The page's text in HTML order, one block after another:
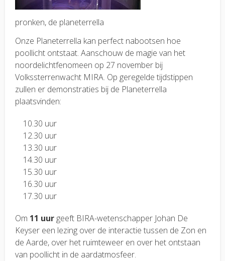
pronken, de planeterrella
Onze Planeterrella kan perfect nabootsen hoe
poollicht ontstaat. Aanschouw de magie van het
noordelichtfenomeen op 27 november bij
Volkssterrenwacht MIRA. Op geregelde tijdstippen
zullen er demonstraties bij de Planeterrella
plaatsvinden:
10.30 uur
12.30 uur
13.30 uur
14.30 uur
15.30 uur
16.30 uur
17.30 uur
Om 11 uur geeft BIRA-wetenschapper Johan De
Keyser een lezing over de interactie tussen de Zon en
de Aarde, over het ruimteweer en over het ontstaan
van poollicht in de aardatmosfeer.